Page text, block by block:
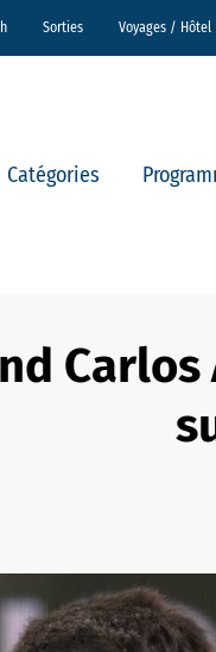
Sorties Voyages /
Catégories